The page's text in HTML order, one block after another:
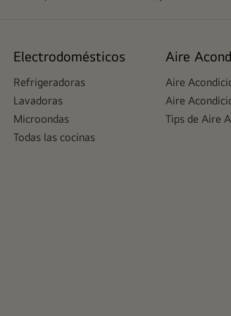
Electrodomésticos
Refrigeradoras
Lavadoras
Microondas
Todas las cocinas
Aire
Aire
Aire
Tips de Aire